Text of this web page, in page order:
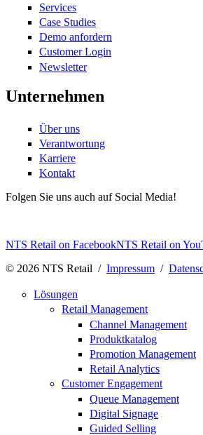
Services
Case Studies
Demo anfordern
Customer Login
Newsletter
Unternehmen
Über uns
Verantwortung
Karriere
Kontakt
Folgen Sie uns auch auf Social Media!
NTS Retail on FacebookNTS Retail on
© 2026 NTS Retail / Impressum /
Lösungen
Retail Management
Channel Management
Produktkatalog
Promotion Management
Retail Analytics
Customer Engagement
Queue Management
Digital Signage
Guided Selling